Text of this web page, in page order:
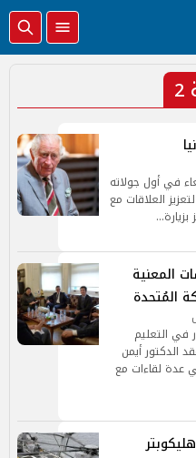
في أول جولاته
العلاقات مع
المعنية
المُتحدة
في التعليم
الدكتور أيمن
عدة لقاءات مع